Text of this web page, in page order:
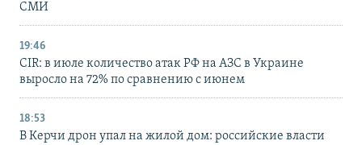
СМИ
19:46
CIR: в июле количество атак РФ на АЗС в Украине
выросло на 72% по сравнению с июнем
18:53
В Керчи дрон упал на жилой дом: российские власти